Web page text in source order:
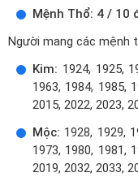
Mệnh Thổ: 4 / 10
Người mang các mệnh
Kim: 1924, 1925,
1963, 1984, 1985,
2015, 2022, 2023,
Mộc: 1928, 1929,
1973, 1980, 1981,
2019, 2032, 2033,